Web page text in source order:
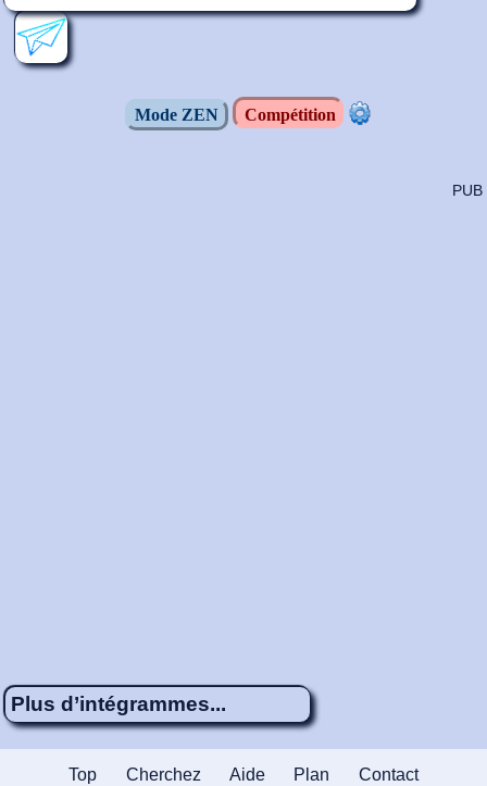
Mode ZEN Compétition
Plus d’intégrammes...
Énigme 19 4 x 4
Charlemagne !
Top Cherchez Aide Plan Contact